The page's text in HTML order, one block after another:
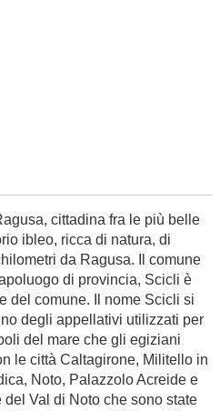
cittadina fra le più belle
ibleo, ricca di natura, di
da Ragusa. Il comune
di provincia, Scicli è
del comune. Il nome Scicli si
degli appellativi utilizzati per
del mare che gli egiziani
le città Caltagirone, Militello in
Noto, Palazzolo Acreide e
Val di Noto che sono state